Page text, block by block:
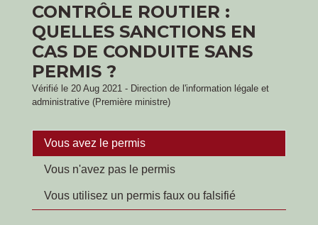
CONTRÔLE ROUTIER :
QUELLES SANCTIONS EN
CAS DE CONDUITE SANS
PERMIS ?
Vérifié le 20 Aug 2021 - Direction de l'information légale et
administrative (Première ministre)
Vous avez le permis
Vous n'avez pas le permis
Vous utilisez un permis faux ou falsifié